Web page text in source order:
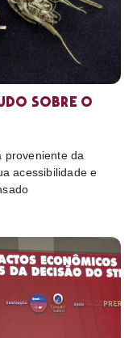
sobre o
proveniente da
acessibilidade e